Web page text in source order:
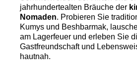
jahrhundertealten Bräuche der
Nomaden. Probieren Sie
Kumys und Beshbarmak,
am Lagerfeuer und erleben Sie
Gastfreundschaft und
hautnah.